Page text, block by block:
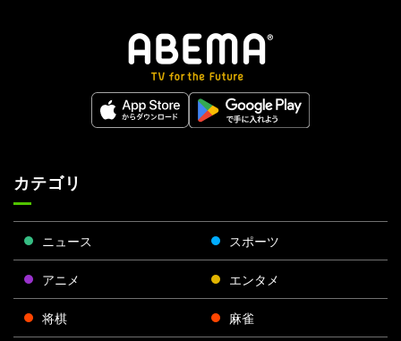
カテゴリ
ニュース スポーツ
アニメ エンタメ
将棋 麻雀